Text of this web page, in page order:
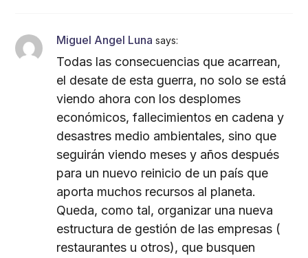
Miguel Angel Lunasays:
Todas las consecuencias que acarrean,
el desate de esta guerra, no solo se está
viendo ahora con los desplomes
económicos, fallecimientos en cadena y
desastres medio ambientales, sino que
seguirán viendo meses y años después
para un nuevo reinicio de un país que
aporta muchos recursos al planeta.
Queda, como tal, organizar una nueva
estructura de gestión de las empresas (
restaurantes u otros), que busquen